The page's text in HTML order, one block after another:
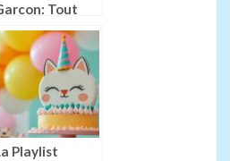
Tout
une fete
–
des
pour
Playlist